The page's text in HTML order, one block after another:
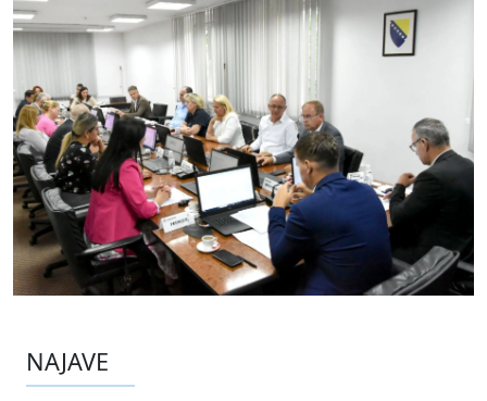
NAJAVE